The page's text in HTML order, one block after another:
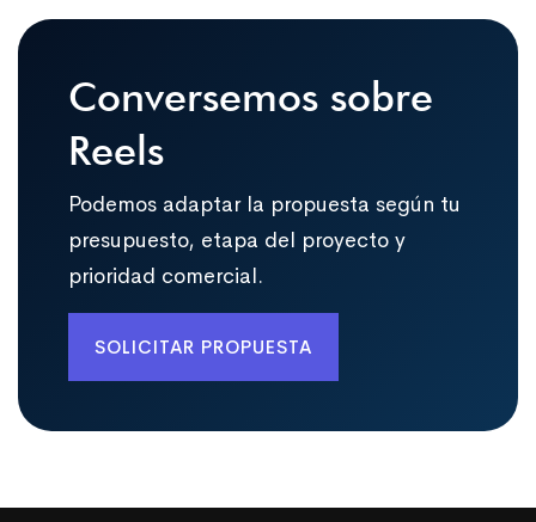
Conversemos sobre
Reels
Podemos adaptar la propuesta según tu
presupuesto, etapa del proyecto y
prioridad comercial.
SOLICITAR PROPUESTA